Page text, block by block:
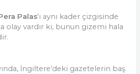
Palas‘ı aynı kader çizgisinde
olay vardır ki, bunun gizemi hala
İngiltere’deki gazetelerin baş